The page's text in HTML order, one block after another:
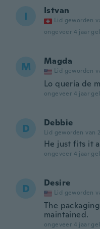
I Istvan
Lid geworden
ongeveer 4 jaar
M Magda
Lid geworden
Lo quería de
ongeveer 4 jaar
D Debbie
Lid geworden van
He just fits it
ongeveer 4 jaar
D Desire
Lid geworden
The
maintained.
ongeveer 4 jaar